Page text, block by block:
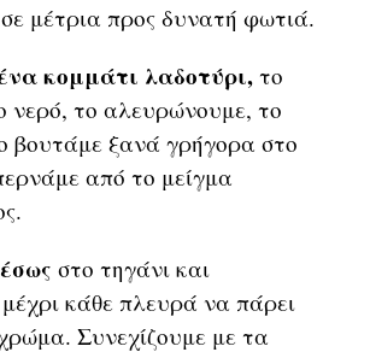
μέτρια προς δυνατή φωτιά.
κομμάτι λαδοτύρι, το
νερό, το αλευρώνουμε, το
βουτάμε ξανά γρήγορα στο
από το μείγμα
στο τηγάνι και
κάθε πλευρά να πάρει
Συνεχίζουμε με τα